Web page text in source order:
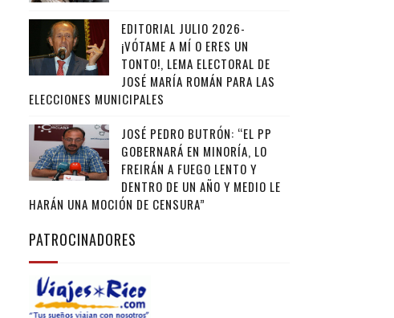
EDITORIAL JULIO 2026-
¡VÓTAME A MÍ O ERES UN
TONTO!, LEMA ELECTORAL DE
JOSÉ MARÍA ROMÁN PARA LAS
ELECCIONES MUNICIPALES
JOSÉ PEDRO BUTRÓN: “EL PP
GOBERNARÁ EN MINORÍA, LO
FREIRÁN A FUEGO LENTO Y
DENTRO DE UN AÑO Y MEDIO LE
HARÁN UNA MOCIÓN DE CENSURA”
PATROCINADORES